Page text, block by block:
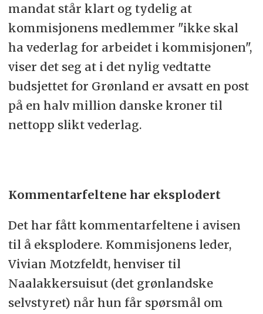
mandat står klart og tydelig at
kommisjonens medlemmer "ikke skal
ha vederlag for arbeidet i kommisjonen",
viser det seg at i det nylig vedtatte
budsjettet for Grønland er avsatt en post
på en halv million danske kroner til
nettopp slikt vederlag.
Kommentarfeltene har eksplodert
Det har fått kommentarfeltene i avisen
til å eksplodere. Kommisjonens leder,
Vivian Motzfeldt, henviser til
Naalakkersuisut (det grønlandske
selvstyret) når hun får spørsmål om